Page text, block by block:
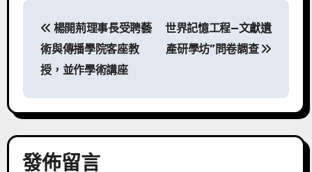
文
章
導
覽
楊開荊理事長受聘藝
術與傳播學院客座教
授，並作學術講座
世界記憶工程—文獻遺
產研學坊”問卷調查
發佈留言